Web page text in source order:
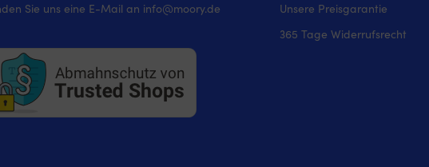
Sie uns eine E-Mail an info@moory.de
Unsere Preisgarantie
365 Tage Widerrufsrecht